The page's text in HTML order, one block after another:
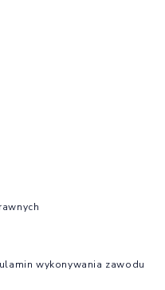
wykonywania zawodu